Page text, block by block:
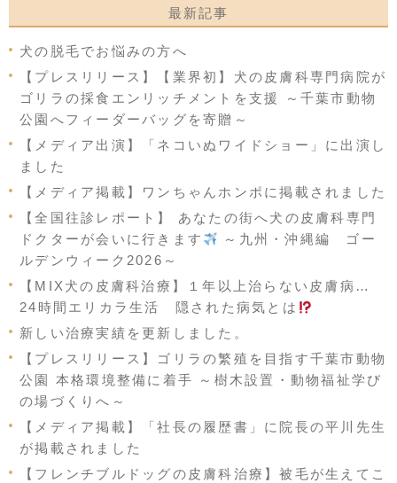
最新記事
犬の脱毛でお悩みの方へ
【プレスリリース】【業界初】犬の皮膚科専門病院が
ゴリラの採食エンリッチメントを支援 ～千葉市動物
公園へフィーダーバッグを寄贈～
【メディア出演】「ネコいぬワイドショー」に出演し
ました
【メディア掲載】ワンちゃんホンポに掲載されました
【全国往診レポート】 あなたの街へ犬の皮膚科専門
ドクターが会いに行きます
～九州・沖縄編 ゴー
ルデンウィーク2026～
【MIX犬の皮膚科治療】１年以上治らない皮膚病…
24時間エリカラ生活 隠された病気とは
新しい治療実績を更新しました。
【プレスリリース】ゴリラの繁殖を目指す千葉市動物
公園 本格環境整備に着手 ～樹木設置・動物福祉学び
の場づくりへ～
【メディア掲載】「社長の履歴書」に院長の平川先生
が掲載されました
【フレンチブルドッグの皮膚科治療】被毛が生えてこ